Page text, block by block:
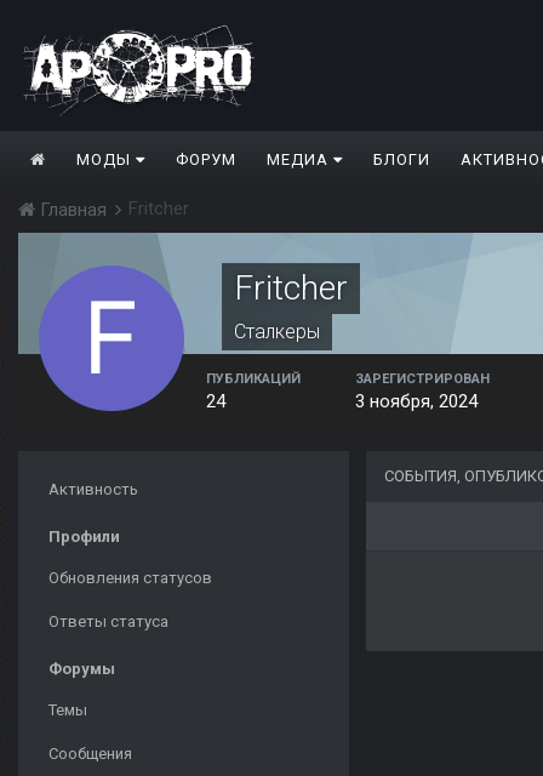
МОДЫ ФОРУМ МЕДИА БЛОГИ
Главная Fritcher
Fritcher
Сталкеры
ПУБЛИКАЦИЙ
24
ЗАРЕГИСТРИРОВАН
3 ноября, 2024
Активность
Профили
Обновления статусов
Ответы статуса
Форумы
Темы
Сообщения
СОБЫТИЯ,